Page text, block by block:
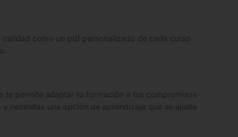
como un pdf personalizado de cada curso
te permite adaptar tu formación a tus compromisos
necesitas una opción de aprendizaje que se ajuste